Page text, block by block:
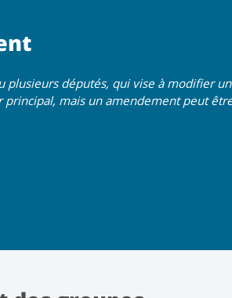
plusieurs députés, qui vise à modifier un
mais un amendement peut